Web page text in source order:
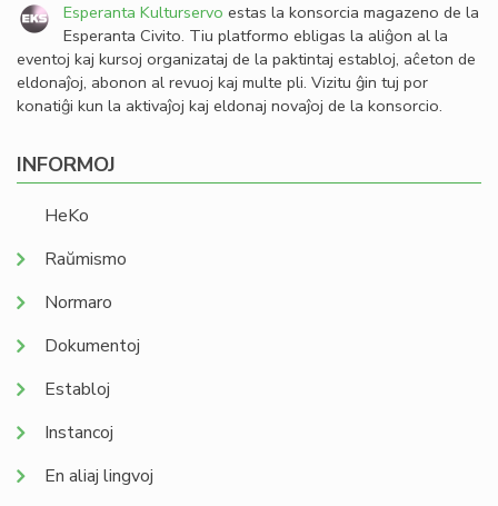
Esperanta Kulturservo estas la konsorcia magazeno de la
Esperanta Civito. Tiu platformo ebligas la aliĝon al la
eventoj kaj kursoj organizataj de la paktintaj establoj, aĉeton de
eldonaĵoj, abonon al revuoj kaj multe pli. Vizitu ĝin tuj por
konatiĝi kun la aktivaĵoj kaj eldonaj novaĵoj de la konsorcio.
INFORMOJ
HeKo
Raŭmismo
Normaro
Dokumentoj
Establoj
Instancoj
En aliaj lingvoj